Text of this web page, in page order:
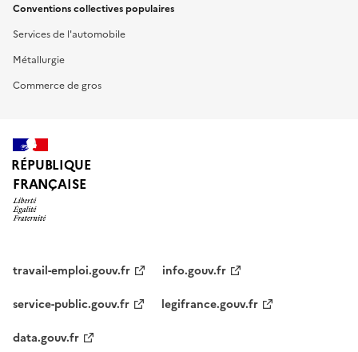
Conventions collectives populaires
Services de l'automobile
Métallurgie
Commerce de gros
RÉPUBLIQUE
FRANÇAISE
travail-emploi.gouv.fr
info.gouv.fr
service-public.gouv.fr
legifrance.gouv.fr
data.gouv.fr